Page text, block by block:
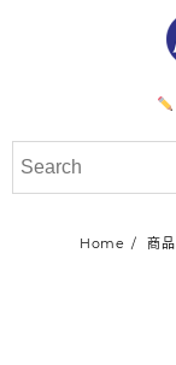
Home 商品